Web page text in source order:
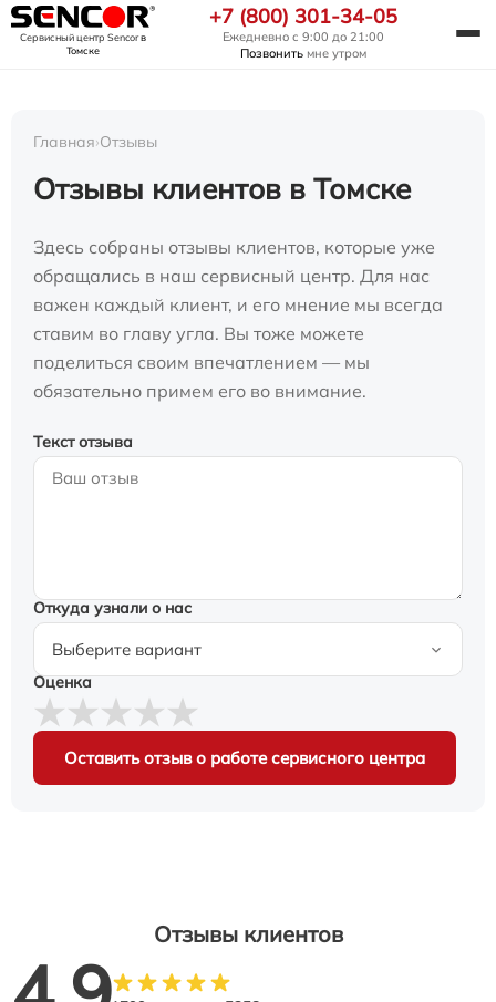
Сервисный центр Sencorв
Томске
+7 (800) 301-34-05
Ежедневно с 9:00 до 21:00
Позвонить мне утром
Главная›Отзывы
Отзывы клиентов в Томске
Здесь собраны отзывы клиентов, которые уже
обращались в наш сервисный центр. Для нас
важен каждый клиент, и его мнение мы всегда
ставим во главу угла. Вы тоже можете
поделиться своим впечатлением — мы
обязательно примем его во внимание.
Текст отзыва
Откуда узнали о нас
Оценка
Оставить отзыв о работе сервисного центра
Отзывы клиентов